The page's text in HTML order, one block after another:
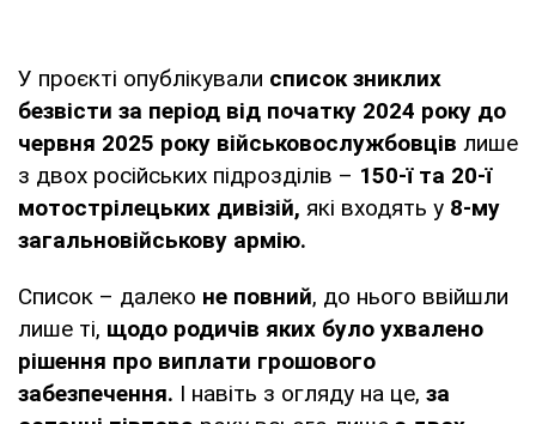
У проєкті опублікували список зниклих
безвісти за період від початку 2024 року до
червня 2025 року військовослужбовців лише
з двох російських підрозділів – 150-ї та 20-ї
мотострілецьких дивізій, які входять у 8-му
загальновійськову армію.
Список – далеко не повний, до нього ввійшли
лише ті, щодо родичів яких було ухвалено
рішення про виплати грошового
забезпечення. І навіть з огляду на це, за